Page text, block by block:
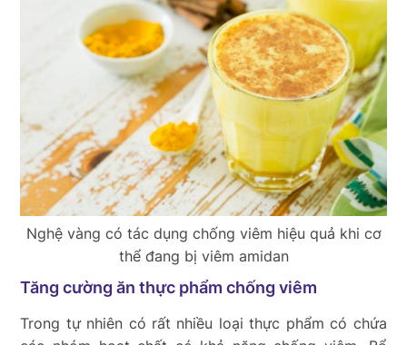
Nghệ vàng có tác dụng chống viêm hiệu quả khi cơ
thể đang bị viêm amidan
Tăng cường ăn thực phẩm chống viêm
Trong tự nhiên có rất nhiều loại thực phẩm có chứa